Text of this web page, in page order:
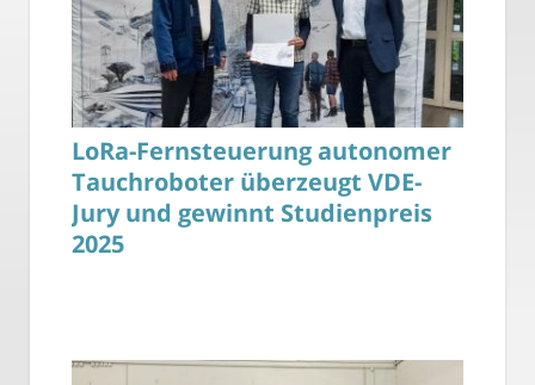
LoRa-Fernsteuerung autonomer
Tauchroboter überzeugt VDE-
Jury und gewinnt Studienpreis
2025